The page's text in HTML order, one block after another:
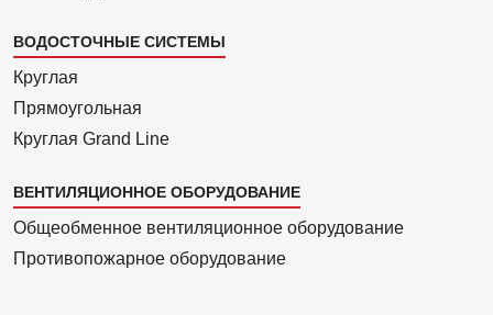
ВОДОСТОЧНЫЕ СИСТЕМЫ
Круглая
Прямоуголь­ная
Круглая Grand Line
ВЕНТИЛЯЦИОННОЕ ОБОРУДОВАНИЕ
Общеобменное вентиляционное оборудование
Противопожарное оборудование